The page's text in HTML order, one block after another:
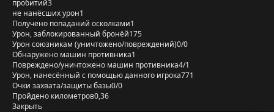
пробитий3
не нанёсших урон1
Получено попаданий осколками1
Урон, заблокированный бронёй175
Урон союзникам (уничтожено/повреждений)0/0
Обнаружено машин противника1
Повреждено/уничтожено машин противника4/1
Урон, нанесённый с помощью данного игрока771
Очки захвата/защиты базы0/0
Пройдено километров0,36
Закрыть